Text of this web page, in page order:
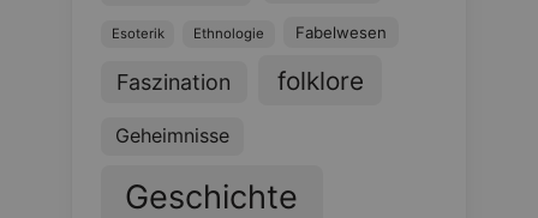
Esoterik Ethnologie Fabelwesen
Faszination folklore
Geheimnisse
Geschichte